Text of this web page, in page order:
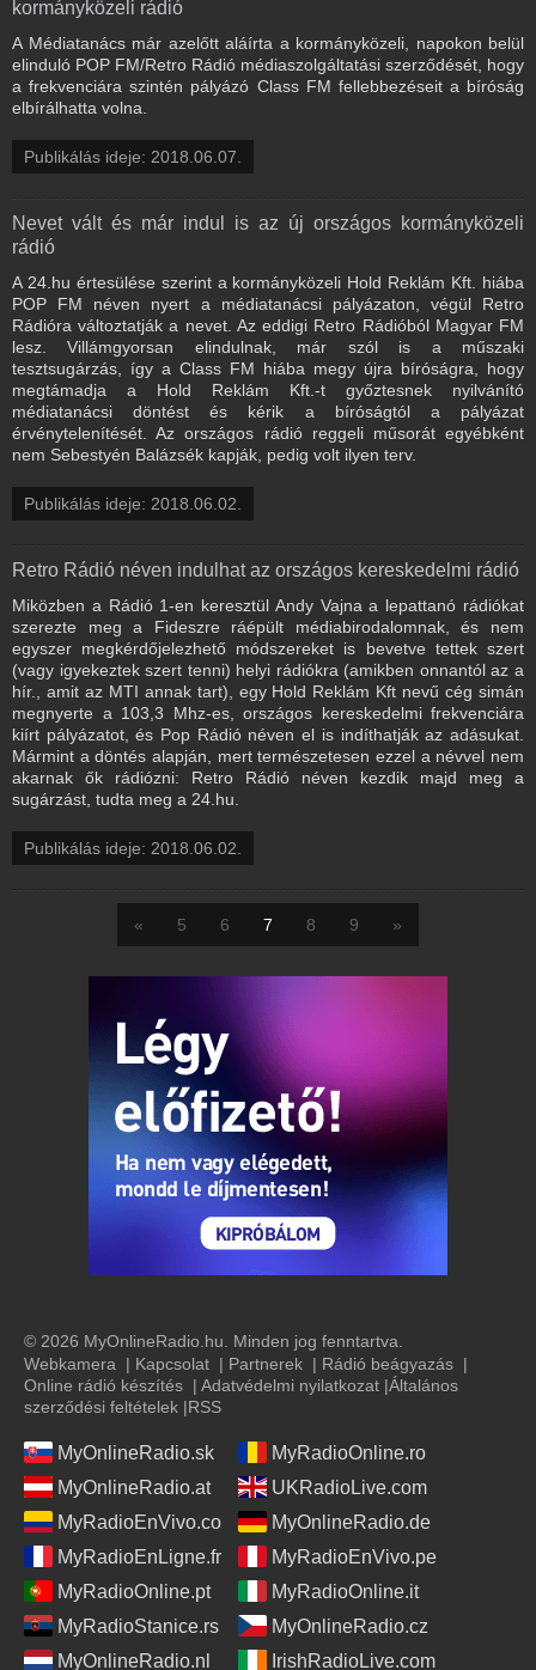
kormányközeli rádió
A Médiatanács már azelőtt aláírta a kormányközeli, napokon belül
elinduló POP FM/Retro Rádió médiaszolgáltatási szerződését, hogy
a frekvenciára szintén pályázó Class FM fellebbezéseit a bíróság
elbírálhatta volna.
Publikálás ideje: 2018.06.07.
Nevet vált és már indul is az új országos kormányközeli
rádió
A 24.hu értesülése szerint a kormányközeli Hold Reklám Kft. hiába
POP FM néven nyert a médiatanácsi pályázaton, végül Retro
Rádióra változtatják a nevet. Az eddigi Retro Rádióból Magyar FM
lesz. Villámgyorsan elindulnak, már szól is a műszaki
tesztsugárzás, így a Class FM hiába megy újra bíróságra, hogy
megtámadja a Hold Reklám Kft.-t győztesnek nyilvánító
médiatanácsi döntést és kérik a bíróságtól a pályázat
érvénytelenítését. Az országos rádió reggeli műsorát egyébként
nem Sebestyén Balázsék kapják, pedig volt ilyen terv.
Publikálás ideje: 2018.06.02.
Retro Rádió néven indulhat az országos kereskedelmi rádió
Miközben a Rádió 1-en keresztül Andy Vajna a lepattanó rádiókat
szerezte meg a Fideszre ráépült médiabirodalomnak, és nem
egyszer megkérdőjelezhető módszereket is bevetve tettek szert
(vagy igyekeztek szert tenni) helyi rádiókra (amikben onnantól az a
hír., amit az MTI annak tart), egy Hold Reklám Kft nevű cég simán
megnyerte a 103,3 Mhz-es, országos kereskedelmi frekvenciára
kiírt pályázatot, és Pop Rádió néven el is indíthatják az adásukat.
Mármint a döntés alapján, mert természetesen ezzel a névvel nem
akarnak ők rádiózni: Retro Rádió néven kezdik majd meg a
sugárzást, tudta meg a 24.hu.
Publikálás ideje: 2018.06.02.
« 5 6 7 8 9 »
© 2026 MyOnlineRadio.hu. Minden jog fenntartva.
Webkamera | Kapcsolat | Partnerek | Rádió beágyazás |
Online rádió készítés | Adatvédelmi nyilatkozat |Általános
szerződési feltételek |RSS
MyOnlineRadio.sk
MyRadioOnline.ro
MyOnlineRadio.at
UKRadioLive.com
MyRadioEnVivo.co
MyOnlineRadio.de
MyRadioEnLigne.fr
MyRadioEnVivo.pe
MyRadioOnline.pt
MyRadioOnline.it
MyRadioStanice.rs
MyOnlineRadio.cz
MyOnlineRadio.nl
IrishRadioLive.com